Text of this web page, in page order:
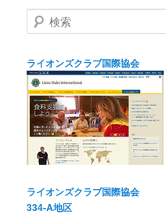
検
索
ライオンズクラブ国際協会
ライオンズクラブ国際協会
334-A地区